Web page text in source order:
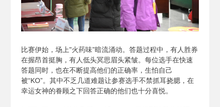
比赛伊始，场上"火药味”暗流涌动。答题过程中，有人胜券
在握昂首挺胸，有人低头冥思眉头紧皱。每位选手在快速
答题同时，也在不断提高他们的正确率，生怕自己
被“KO”。其中不乏几道难题让参赛选手不禁抓耳挠腮，在
幸运女神的眷顾之下回答正确的他们也十分喜悦。